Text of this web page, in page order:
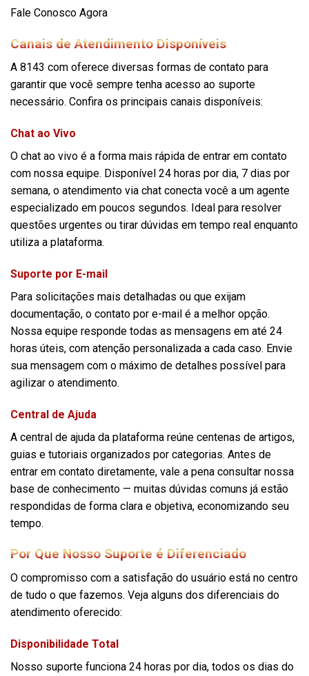
Fale Conosco Agora
Canais de Atendimento Disponíveis
A 8143 com oferece diversas formas de contato para
garantir que você sempre tenha acesso ao suporte
necessário. Confira os principais canais disponíveis:
Chat ao Vivo
O chat ao vivo é a forma mais rápida de entrar em contato
com nossa equipe. Disponível 24 horas por dia, 7 dias por
semana, o atendimento via chat conecta você a um agente
especializado em poucos segundos. Ideal para resolver
questões urgentes ou tirar dúvidas em tempo real enquanto
utiliza a plataforma.
Suporte por E-mail
Para solicitações mais detalhadas ou que exijam
documentação, o contato por e-mail é a melhor opção.
Nossa equipe responde todas as mensagens em até 24
horas úteis, com atenção personalizada a cada caso. Envie
sua mensagem com o máximo de detalhes possível para
agilizar o atendimento.
Central de Ajuda
A central de ajuda da plataforma reúne centenas de artigos,
guias e tutoriais organizados por categorias. Antes de
entrar em contato diretamente, vale a pena consultar nossa
base de conhecimento — muitas dúvidas comuns já estão
respondidas de forma clara e objetiva, economizando seu
tempo.
Por Que Nosso Suporte é Diferenciado
O compromisso com a satisfação do usuário está no centro
de tudo o que fazemos. Veja alguns dos diferenciais do
atendimento oferecido:
Disponibilidade Total
Nosso suporte funciona 24 horas por dia, todos os dias do